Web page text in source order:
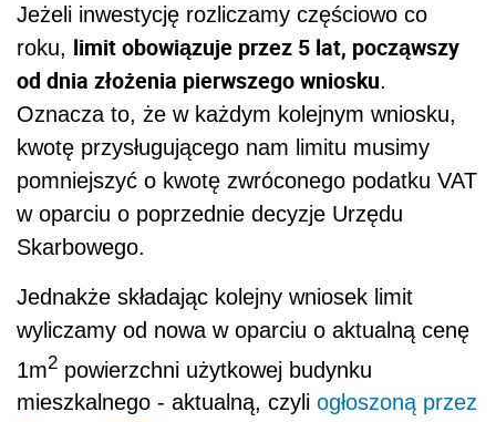
Jeżeli inwestycję rozliczamy częściowo co
roku, limit obowiązuje przez 5 lat, począwszy
od dnia złożenia pierwszego wniosku.
Oznacza to, że w każdym kolejnym wniosku,
kwotę przysługującego nam limitu musimy
pomniejszyć o kwotę zwróconego podatku VAT
w oparciu o poprzednie decyzje Urzędu
Skarbowego.
Jednakże składając kolejny wniosek limit
wyliczamy od nowa w oparciu o aktualną cenę
1m2 powierzchni użytkowej budynku
mieszkalnego - aktualną, czyli ogłoszoną przez